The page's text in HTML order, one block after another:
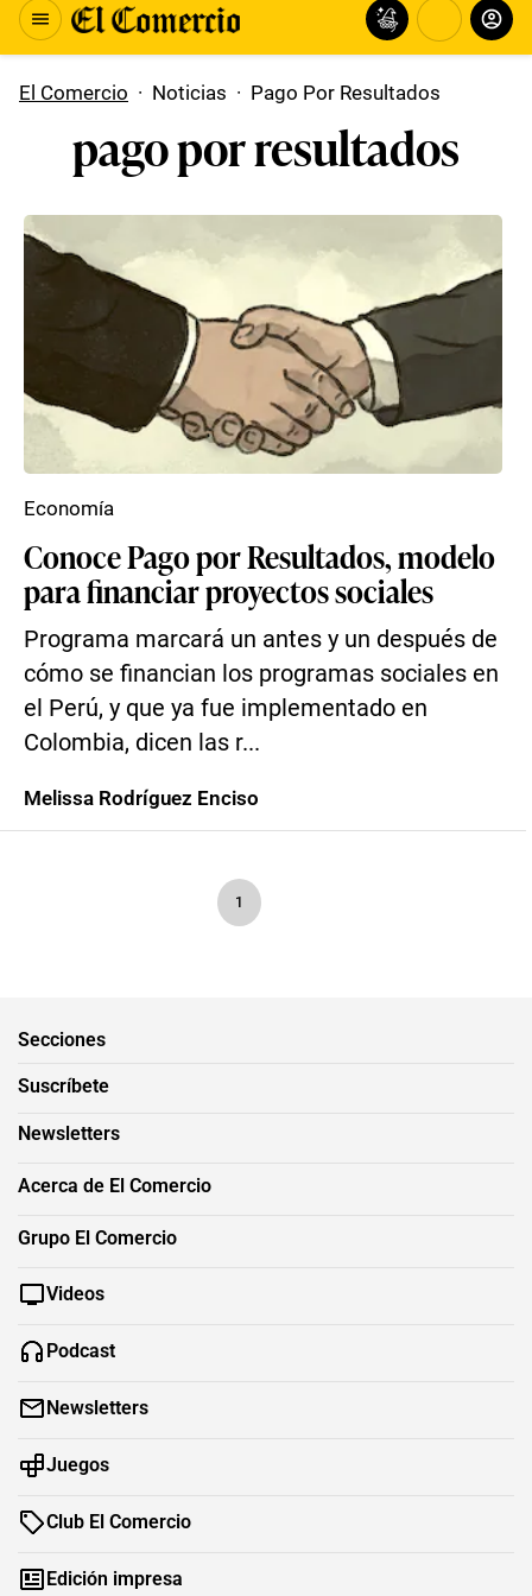
El Comercio · Noticias · Pago Por Resultados
pago por resultados
Conoce Pago por Resultados, modelo
para financiar proyectos sociales
Programa marcará un antes y un después de
cómo se financian los programas sociales en
el Perú, y que ya fue implementado en
Colombia, dicen las r...
Economía
Melissa Rodríguez Enciso
1
Secciones
Suscríbete
Newsletters
Acerca de El Comercio
Grupo El Comercio
Videos
Podcast
Newsletters
Juegos
Club El Comercio
Edición impresa